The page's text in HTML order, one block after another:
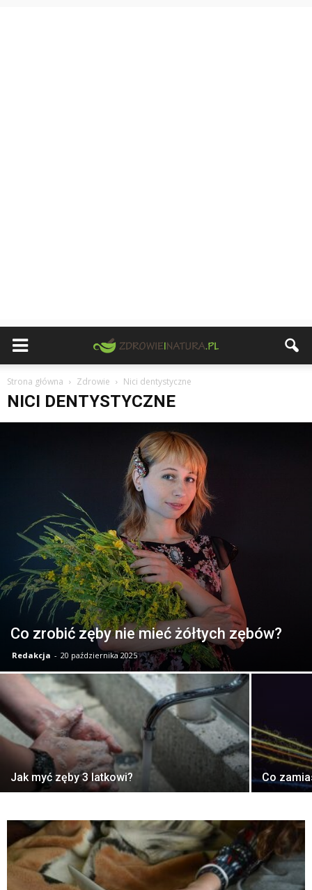
Strona główna Zdrowie Nici dentystyczne
NICI DENTYSTYCZNE
Co zrobić zęby nie mieć żółtych zębów?
Redakcja - 20 października 2025
Jak myć zęby 3 latkowi? Co